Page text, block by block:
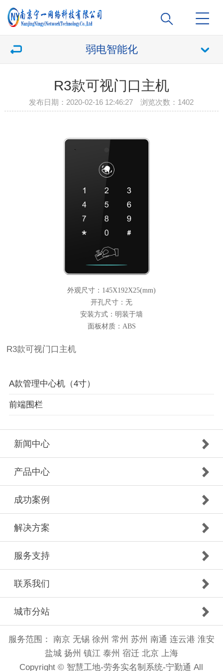
弱电智能化
R3款可视门口主机
发布日期：2020-02-16 12:46:27 浏览次数： 1402
外观尺寸： 145X192X25(mm)
开孔尺寸： 无
安装方式： 明装于墙
面板材质： ABS
R3款可视门口主机
A款管理中心机（4寸）
前端围栏
新闻中心
产品中心
成功案例
解决方案
服务支持
联系我们
城市分站
服务范围： 南京 无锡 徐州 常州 苏州 南通 连云港 淮安
盐城 扬州 镇江 泰州 宿迁 北京 上海
Copyright © 智慧工地-劳务实名制系统-宁勤通 All